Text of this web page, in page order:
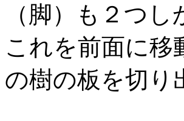
（脚）も２つ
これを前面に
の樹の板を切り